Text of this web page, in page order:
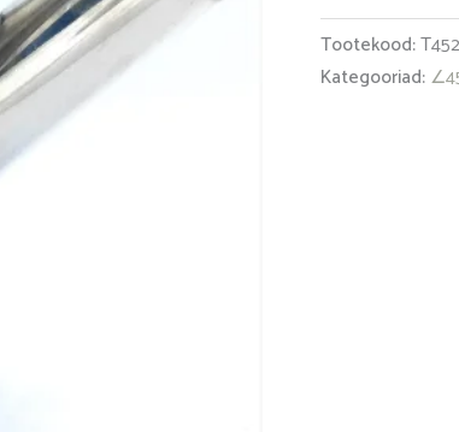
Tootekood:
Kategooriad: